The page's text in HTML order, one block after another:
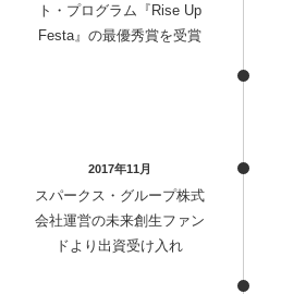
ニュース
ト・プログラム『Rise Up
Festa』の最優秀賞を受賞
2017年11月
スパークス・グループ株式
会社運営の未来創生ファン
ドより出資受け入れ